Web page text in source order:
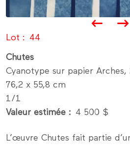
Lot 44
Chutes
Cyanotype sur papier Arches,
76,2 x 55,8 cm
1/1
Valeur estimée
4 500 $
L’œuvre Chutes fait partie